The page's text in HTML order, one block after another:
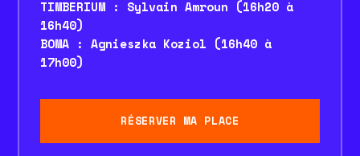
TIMBERIUM : Sylvain Amroun (16h20 à
16h40)
BOMA : Agnieszka Koziol (16h40 à
17h00)
RÉSERVER MA PLACE